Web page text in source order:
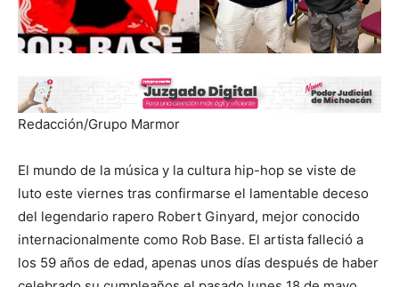
Redacción/Grupo Marmor
El mundo de la música y la cultura hip-hop se viste de
luto este viernes tras confirmarse el lamentable deceso
del legendario rapero Robert Ginyard, mejor conocido
internacionalmente como Rob Base. El artista falleció a
los 59 años de edad, apenas unos días después de haber